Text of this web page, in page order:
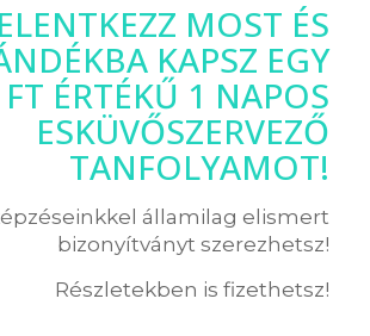
MOST ÉS
KAPSZ EGY
ÉRTÉKŰ 1 NAPOS
ESKÜVŐSZERVEZŐ
TANFOLYAMOT!
államilag elismert
bizonyítványt szerezhetsz!
Részletekben is fizethetsz!